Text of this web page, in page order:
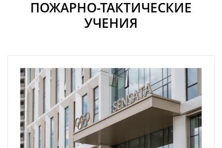
ПОЖАРНО-ТАКТИЧЕСКИЕ
УЧЕНИЯ